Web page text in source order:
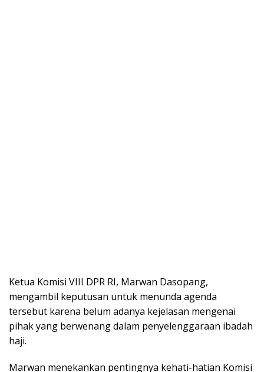
Ketua Komisi VIII DPR RI, Marwan Dasopang,
mengambil keputusan untuk menunda agenda
tersebut karena belum adanya kejelasan mengenai
pihak yang berwenang dalam penyelenggaraan ibadah
haji.
Marwan menekankan pentingnya kehati-hatian Komisi